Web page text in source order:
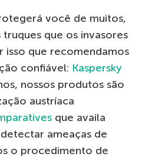
você de muitos,
que os invasores
isso que recomendamos
confiável: Kaspersky
nossos produtos são
austríaca
que availa
ameaças de
o procedimento de